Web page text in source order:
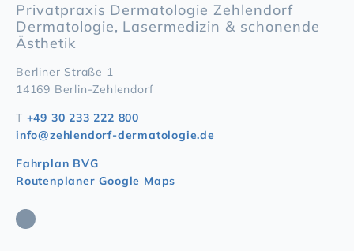
Privatpraxis Dermatologie Zehlendorf
Dermatologie, Lasermedizin & schonende
Ästhetik
Berliner Straße 1
14169 Berlin-Zehlendorf
T +49 30 233 222 800
info@zehlendorf-dermatologie.de
Fahrplan BVG
Routenplaner Google Maps